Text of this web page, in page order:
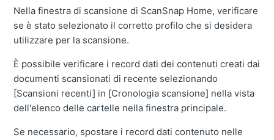
Nella finestra di scansione di ScanSnap Home, verificare
se è stato selezionato il corretto profilo che si desidera
utilizzare per la scansione.
È possibile verificare i record dati dei contenuti creati dai
documenti scansionati di recente selezionando
[Scansioni recenti] in [Cronologia scansione] nella vista
dell'elenco delle cartelle nella finestra principale.
Se necessario, spostare i record dati contenuto nelle